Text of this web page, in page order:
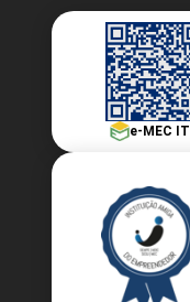
e-MEC